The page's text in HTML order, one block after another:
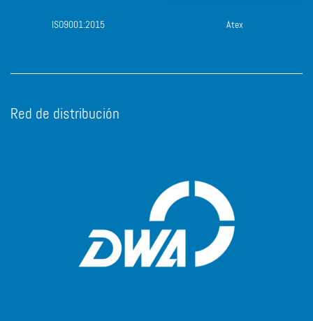
ISO9001:2015 Atex
Red de distribución